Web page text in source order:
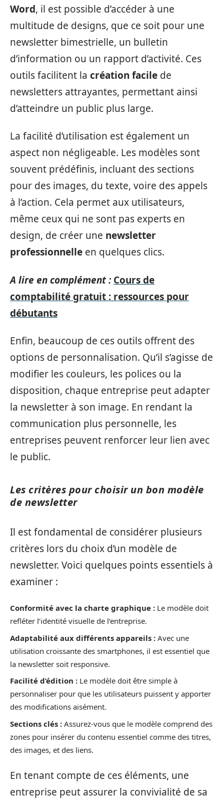
Word, il est possible d’accéder à une
multitude de designs, que ce soit pour une
newsletter bimestrielle, un bulletin
d’information ou un rapport d’activité. Ces
outils facilitent la création facile de
newsletters attrayantes, permettant ainsi
d’atteindre un public plus large.
La facilité d’utilisation est également un
aspect non négligeable. Les modèles sont
souvent prédéfinis, incluant des sections
pour des images, du texte, voire des appels
à l’action. Cela permet aux utilisateurs,
même ceux qui ne sont pas experts en
design, de créer une newsletter
professionnelle en quelques clics.
A lire en complément : Cours de
comptabilité gratuit : ressources pour
débutants
Enfin, beaucoup de ces outils offrent des
options de personnalisation. Qu’il s’agisse de
modifier les couleurs, les polices ou la
disposition, chaque entreprise peut adapter
la newsletter à son image. En rendant la
communication plus personnelle, les
entreprises peuvent renforcer leur lien avec
le public.
Les critères pour choisir un bon modèle
de newsletter
Il est fondamental de considérer plusieurs
critères lors du choix d’un modèle de
newsletter. Voici quelques points essentiels à
examiner :
Conformité avec la charte graphique : Le modèle doit
refléter l’identité visuelle de l’entreprise.
Adaptabilité aux différents appareils : Avec une
utilisation croissante des smartphones, il est essentiel que
la newsletter soit responsive.
Facilité d’édition : Le modèle doit être simple à
personnaliser pour que les utilisateurs puissent y apporter
des modifications aisément.
Sections clés : Assurez-vous que le modèle comprend des
zones pour insérer du contenu essentiel comme des titres,
des images, et des liens.
En tenant compte de ces éléments, une
entreprise peut assurer la convivialité de sa